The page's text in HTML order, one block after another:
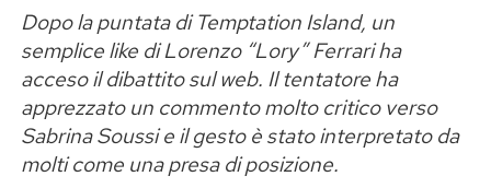
«Le sue ex sono rimaste tutte sue
amiche»
Taccia ha poi richiamato l’attenzione su un
elemento della vita privata di Sempio che, a suo
Dopo la puntata di Temptation Island, un
semplice like di Lorenzo “Lory” Ferrari ha
acceso il dibattito sul web. Il tentatore ha
apprezzato un commento molto critico verso
Sabrina Soussi e il gesto è stato interpretato da
molti come una presa di posizione.